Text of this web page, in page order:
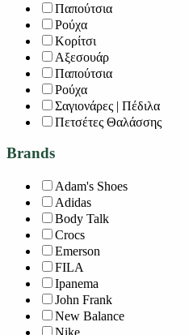
Παπούτσια
Ρούχα
Κορίτσι
Αξεσουάρ
Παπούτσια
Ρούχα
Σαγιονάρες | Πέδιλα
Πετσέτες Θαλάσσης
Brands
Adam's Shoes
Adidas
Body Talk
Crocs
Emerson
FILA
Ipanema
John Frank
New Balance